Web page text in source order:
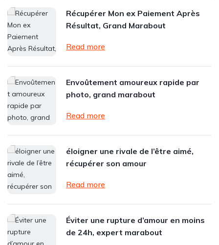
Récupérer Mon ex Paiement Après
Résultat, Grand Marabout
Read more
Envoûtement amoureux rapide par
photo, grand marabout
Read more
éloigner une rivale de l’être aimé,
récupérer son amour
Read more
Éviter une rupture d’amour en moins
de 24h, expert marabout